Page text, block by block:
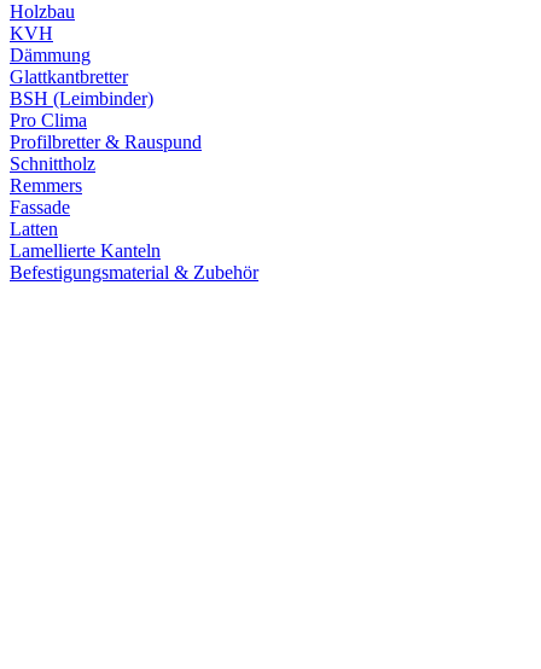
Holzbau
KVH
Dämmung
Glattkantbretter
BSH (Leimbinder)
Pro Clima
Profilbretter & Rauspund
Schnittholz
Remmers
Fassade
Latten
Lamellierte Kanteln
Befestigungsmaterial & Zubehör